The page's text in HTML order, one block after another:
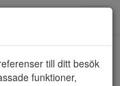
till ditt besök
funktioner,